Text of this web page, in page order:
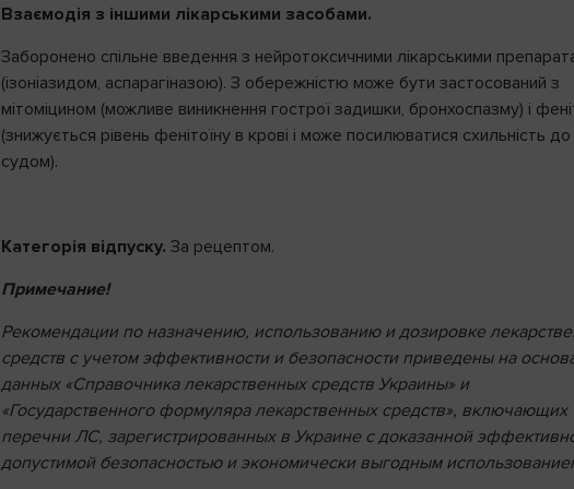
Взаємодія з іншими лікарськими засобами.
Заборонено спільне введення з нейротоксичними лікарськими
(ізоніазидом, аспарагіназою). З обережністю може бути застосований з
мітоміцином (можливе виникнення гострої задишки, бронхоспазму) і
(знижується рівень фенітоїну в крові і може посилюватися схильність до
судом).
Категорія відпуску. За рецептом.
Примечание!
Рекомендации по назначению, использованию и дозировке
средств с учетом эффективности и безопасности приведены на
данных «Справочника лекарственных средств Украины» и
«Государственного формуляра лекарственных средств», включающих
перечни ЛС, зарегистрированных в Украине с доказанной
допустимой безопасностью и экономически выгодным